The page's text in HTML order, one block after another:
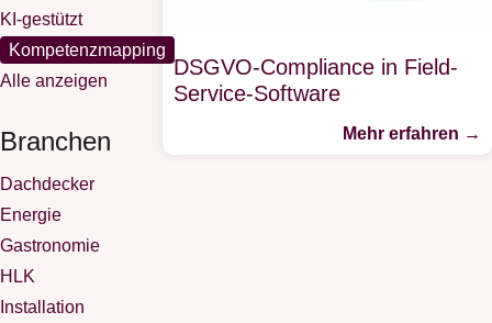
KI-gestützt
Kompetenzmapping
Alle anzeigen
Branchen
Dachdecker
Energie
Gastronomie
HLK
Installation
DSGVO-Compliance in Field-
Service-Software
Mehr erfahren →